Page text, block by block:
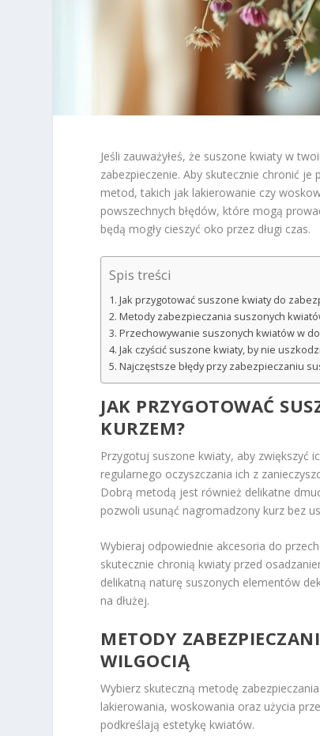
Jeśli zauważyłeś, że suszone kwiaty w
zabezpieczenie. Aby skutecznie chronić
metod, takich jak lakierowanie czy
powszechnych błędów, które mogą
będą mogły cieszyć oko przez długi czas.
Spis treści
Jak przygotować suszone kwiaty do
Metody zabezpieczania suszonych
Przechowywanie suszonych kwiatów w
Jak czyścić suszone kwiaty, by nie
Najczęstsze błędy przy zabezpieczaniu
JAK PRZYGOTOWAĆ
KURZEM?
Przygotuj suszone kwiaty, aby zwiększyć
regularnego oczyszczania ich z
Dobrą metodą jest również delikatne
pozwoli usunąć nagromadzony kurz bez
Wybieraj odpowiednie akcesoria do
skutecznie chronią kwiaty przed
delikatną naturę suszonych elementów
na dłużej.
METODY
WILGOCIĄ
Wybierz skuteczną metodę
lakierowania, woskowania oraz użycia
podkreślają estetykę kwiatów.